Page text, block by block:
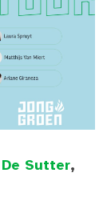
Sutter,